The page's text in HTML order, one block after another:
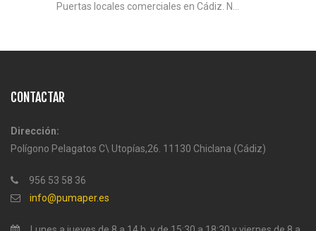
Puertas locales comerciales en Cádiz. N...
CONTACTAR
Dirección:
Polígono Pelagatos C\ Utopías,26. 11130 Chiclana (Cádiz)
956 53 58 36
info@pumaper.es